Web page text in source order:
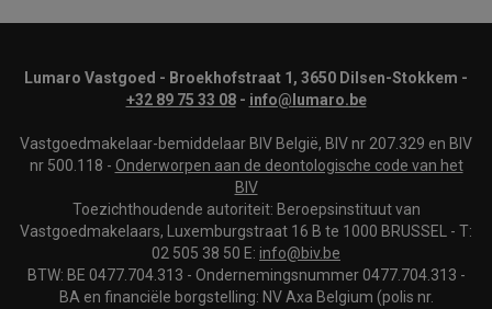
Lumaro Vastgoed - Broekhofstraat 1, 3650 Dilsen-Stokkem -
+32 89 75 33 08- info@lumaro.be
Vastgoedmakelaar-bemiddelaar BIV België, BIV nr 207.329 en BIV
nr 500.118 - Onderworpen aan de deontologische code van het
BIV
Toezichthoudende autoriteit: Beroepsinstituut van
Vastgoedmakelaars, Luxemburgstraat 16 B te 1000 BRUSSEL - T:
02 505 38 50 E: info@biv.be
BTW: BE 0477.704.313 - Ondernemingsnummer 0477.704.313 -
BA en financiële borgstelling: NV Axa Belgium (polis nr.